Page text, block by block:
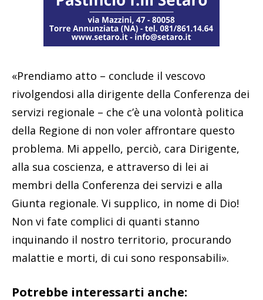
«Prendiamo atto – conclude il vescovo
rivolgendosi alla dirigente della Conferenza dei
servizi regionale – che c’è una volontà politica
della Regione di non voler affrontare questo
problema. Mi appello, perciò, cara Dirigente,
alla sua coscienza, e attraverso di lei ai
membri della Conferenza dei servizi e alla
Giunta regionale. Vi supplico, in nome di Dio!
Non vi fate complici di quanti stanno
inquinando il nostro territorio, procurando
malattie e morti, di cui sono responsabili».
Potrebbe interessarti anche: